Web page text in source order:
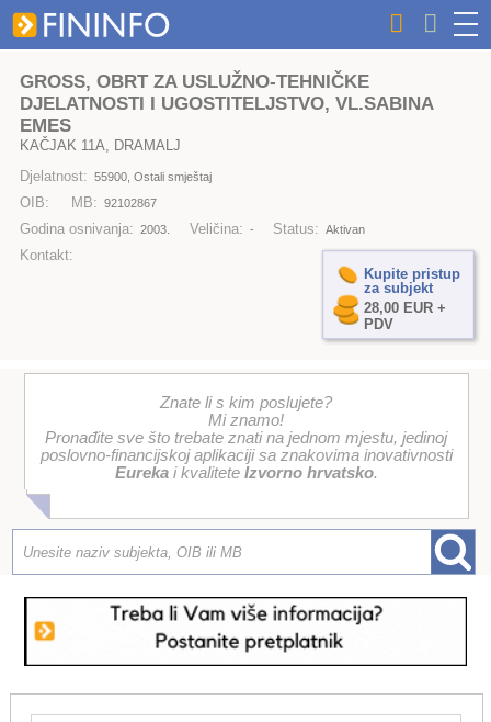
GROSS, OBRT ZA USLUŽNO-TEHNIČKE
DJELATNOSTI I UGOSTITELJSTVO, VL.SABINA
EMES
KAČJAK 11A, DRAMALJ
Djelatnost: 55900, Ostali smještaj
OIB: MB: 92102867
Godina osnivanja: 2003. Veličina: - Status: Aktivan
Kontakt:
Kupite pristup
za subjekt
28,00 EUR +
PDV
Znate li s kim poslujete?
Mi znamo!
Pronađite sve što trebate znati na jednom mjestu, jedinoj
poslovno-financijskoj aplikaciji sa znakovima inovativnosti
Eurekai kvalitete Izvorno hrvatsko.